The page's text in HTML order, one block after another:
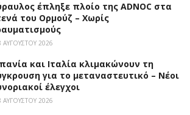
έπληξε πλοίο της ADNOC στα
του Ορμούζ – Χωρίς
ΑΥΓΟΎΣΤΟΥ 2026
και Ιταλία κλιμακώνουν τη
για το μεταναστευτικό – Νέοι
έλεγχοι
ΑΥΓΟΎΣΤΟΥ 2026